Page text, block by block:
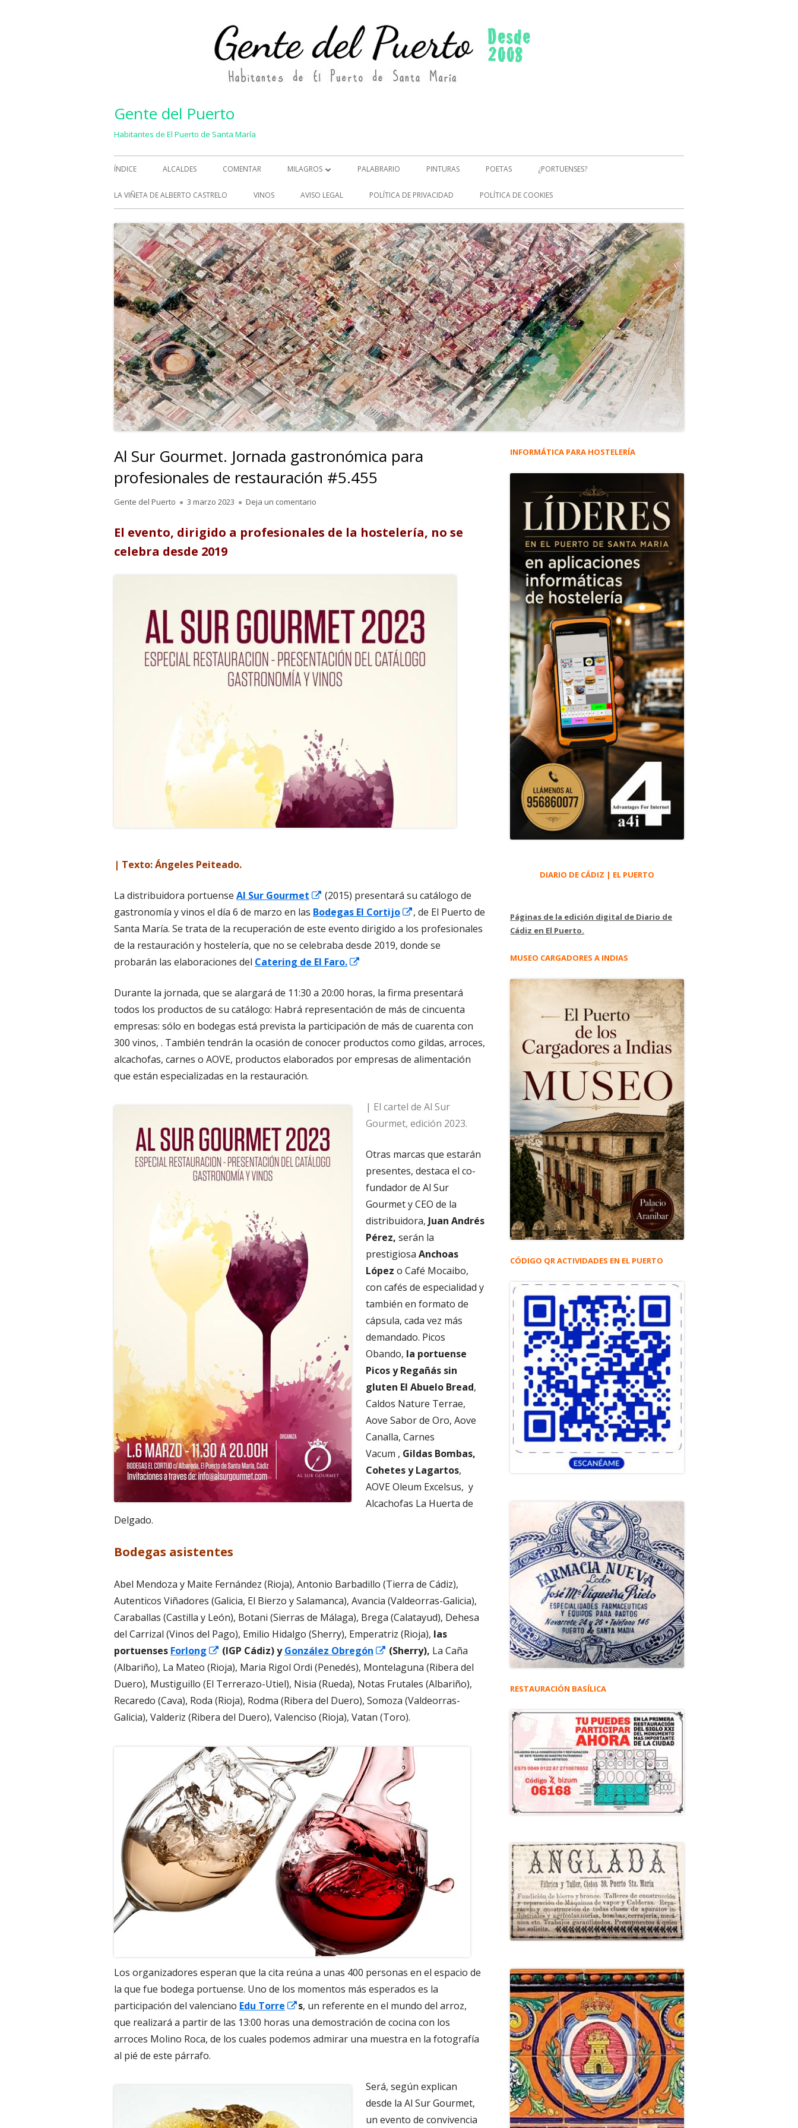
Gente del Puerto
Habitantes de El Puerto de Santa María
Menú
principal
ÍNDICE ALCALDES COMENTAR MILAGROS
MILAGROS (2)
PALABRARIO PINTURAS POETAS ¿PORTUENSES?
LA VIÑETA DE ALBERTO CASTRELO VINOS AVISO LEGAL POLÍTICA DE PRIVACIDAD POLÍTICA DE COOKIES
Al Sur Gourmet. Jornada gastronómica para
profesionales de restauración #5.455
Autor
Gente del Puerto
Publicado
3 marzo 2023 Deja un comentario para Al Sur Gourmet. Jornada gastronómica para profesionales de restauración #5.455
El evento, dirigido a profesionales de la hostelería, no se
celebra desde 2019
| Texto: Ángeles Peiteado.
La distribuidora portuense Al Sur Gourmet
Abrir
en
una
ventana
nueva
(2015) presentará su catálogo de
gastronomía y vinos el día 6 de marzo en las Bodegas El Cortijo
Abrir
en
una
, de El Puerto de
Santa María. Se trata de la recuperación de este evento dirigido a los profesionales
de la restauración y hostelería, que no se celebraba desde 2019, donde se
probarán las elaboraciones del Catering de El Faro.
una
ventana
nueva
Durante la jornada, que se alargará de 11:30 a 20:00 horas, la firma presentará
todos los productos de su catálogo: Habrá representación de más de cincuenta
empresas: sólo en bodegas está prevista la participación de más de cuarenta con
300 vinos, . También tendrán la ocasión de conocer productos como gildas, arroces,
alcachofas, carnes o AOVE, productos elaborados por empresas de alimentación
que están especializadas en la restauración.
| El cartel de Al Sur
Gourmet, edición 2023.
Otras marcas que estarán
presentes, destaca el co-
fundador de Al Sur
Gourmet y CEO de la
distribuidora, Juan Andrés
Pérez, serán la
prestigiosa Anchoas
López o Café Mocaibo,
con cafés de especialidad y
también en formato de
cápsula, cada vez más
demandado. Picos
Obando, la portuense
Picos y Regañás sin
gluten El Abuelo Bread,
Caldos Nature Terrae,
Aove Sabor de Oro, Aove
Canalla, Carnes
Vacum , Gildas Bombas,
Cohetes y Lagartos,
AOVE Oleum Excelsus, y
Alcachofas La Huerta de
Delgado.
Bodegas asistentes
Abel Mendoza y Maite Fernández (Rioja), Antonio Barbadillo (Tierra de Cádiz),
Autenticos Viñadores (Galicia, El Bierzo y Salamanca), Avancia (Valdeorras-Galicia),
Caraballas (Castilla y León), Botani (Sierras de Málaga), Brega (Calatayud), Dehesa
del Carrizal (Vinos del Pago), Emilio Hidalgo (Sherry), Emperatriz (Rioja), las
portuenses Forlong
Abrir
en
una
ventana
nueva
(IGP Cádiz) yGonzález Obregón
Abrir
en
una
ventana
nueva
(Sherry), La Caña
(Albariño), La Mateo (Rioja), Maria Rigol Ordi (Penedés), Montelaguna (Ribera del
Duero), Mustiguillo (El Terrerazo-Utiel), Nisia (Rueda), Notas Frutales (Albariño),
Recaredo (Cava), Roda (Rioja), Rodma (Ribera del Duero), Somoza (Valdeorras-
Galicia), Valderiz (Ribera del Duero), Valenciso (Rioja), Vatan (Toro).
Los organizadores esperan que la cita reúna a unas 400 personas en el espacio de
la que fue bodega portuense. Uno de los momentos más esperados es la
participación del valenciano Edu Torre
Abrir
en
una
s, un referente en el mundo del arroz,
que realizará a partir de las 13:00 horas una demostración de cocina con los
arroces Molino Roca, de los cuales podemos admirar una muestra en la fotografía
al pié de este párrafo.
Será, según explican
desde la Al Sur Gourmet,
un evento de convivencia
Barra
principal
INFORMÁTICA PARA HOSTELERÍA
DIARIO DE CÁDIZ | EL PUERTO
Páginas de la edición digital de Diario de
Cádiz en El Puerto.
MUSEO CARGADORES A INDIAS
CÓDIGO QR ACTIVIDADES EN EL PUERTO
RESTAURACIÓN BASÍLICA